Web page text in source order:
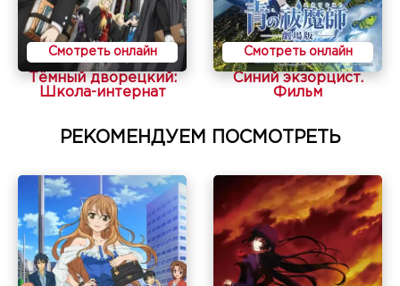
Смотреть онлайн
Тёмный дворецкий:
Школа-интернат
Смотреть онлайн
Синий экзорцист.
Фильм
РЕКОМЕНДУЕМ ПОСМОТРЕТЬ